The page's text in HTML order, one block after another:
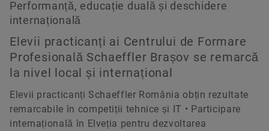
Performanță, educație duală și deschidere
internațională
Elevii practicanți ai Centrului de Formare
Profesională Schaeffler Brașov se remarcă
la nivel local și internațional
Elevii practicanți Schaeffler România obțin rezultate
remarcabile în competiții tehnice și IT • Participare
internațională în Elveția pentru dezvoltarea